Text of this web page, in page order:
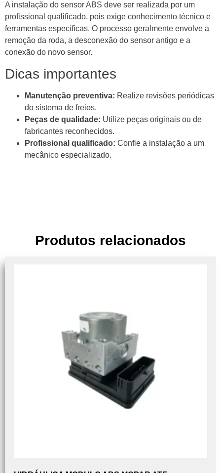
A instalação do sensor ABS deve ser realizada por um
profissional qualificado, pois exige conhecimento técnico e
ferramentas específicas. O processo geralmente envolve a
remoção da roda, a desconexão do sensor antigo e a
conexão do novo sensor.
Dicas importantes
Manutenção preventiva: Realize revisões periódicas
do sistema de freios.
Peças de qualidade: Utilize peças originais ou de
fabricantes reconhecidos.
Profissional qualificado: Confie a instalação a um
mecânico especializado.
Produtos relacionados